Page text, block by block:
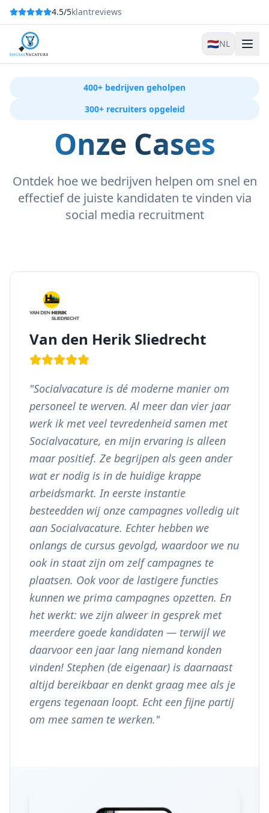
4.5/5klantreviews
🇳🇱NL
400+ bedrijven geholpen
300+ recruiters opgeleid
Onze Cases
Ontdek hoe we bedrijven helpen om snel en
effectief de juiste kandidaten te vinden via
social media recruitment
Van den Herik Sliedrecht
"Socialvacature is dé moderne manier om
personeel te werven. Al meer dan vier jaar
werk ik met veel tevredenheid samen met
Socialvacature, en mijn ervaring is alleen
maar positief. Ze begrijpen als geen ander
wat er nodig is in de huidige krappe
arbeidsmarkt. In eerste instantie
besteedden wij onze campagnes volledig uit
aan Socialvacature. Echter hebben we
onlangs de cursus gevolgd, waardoor we nu
ook in staat zijn om zelf campagnes te
plaatsen. Ook voor de lastigere functies
kunnen we prima campagnes opzetten. En
het werkt: we zijn alweer in gesprek met
meerdere goede kandidaten — terwijl we
daarvoor een jaar lang niemand konden
vinden! Stephen (de eigenaar) is daarnaast
altijd bereikbaar en denkt graag mee als je
ergens tegenaan loopt. Echt een fijne partij
om mee samen te werken."